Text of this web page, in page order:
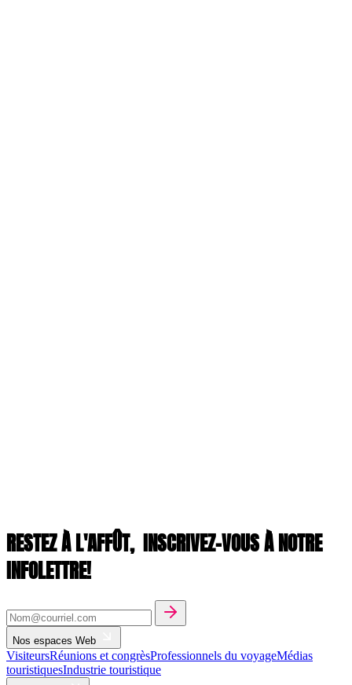
RESTEZ À L'AFFÛT, INSCRIVEZ-VOUS À NOTRE
INFOLETTRE!
Nos espaces Web
VisiteursRéunions et congrèsProfessionnels du voyageMédias
touristiquesIndustrie touristique